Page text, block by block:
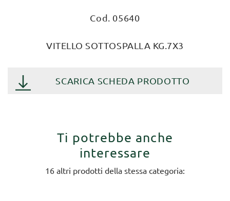
Cod. 05640
VITELLO SOTTOSPALLA KG.7X3
SCARICA SCHEDA PRODOTTO
Ti potrebbe anche
interessare
16 altri prodotti della stessa categoria: